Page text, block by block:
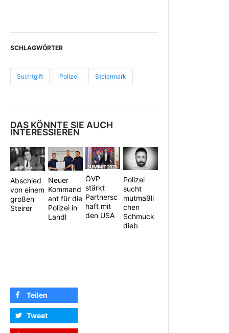
SCHLAGWÖRTER
Suchtgift Polizei Steiermark
DAS KÖNNTE SIE AUCH
INTERESSIEREN
Abschied
von einem
großen
Steirer
Neuer
Kommand
ant für die
Polizei in
Landl
ÖVP
stärkt
Partnersc
haft mit
den USA
Polizei
sucht
mutmaßli
chen
Schmuck
dieb
Teilen
Tweet